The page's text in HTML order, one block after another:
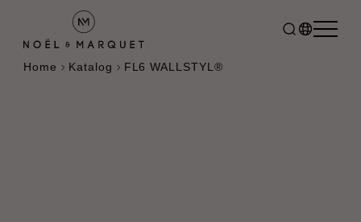
Home Katalog FL6 WALLSTYL®